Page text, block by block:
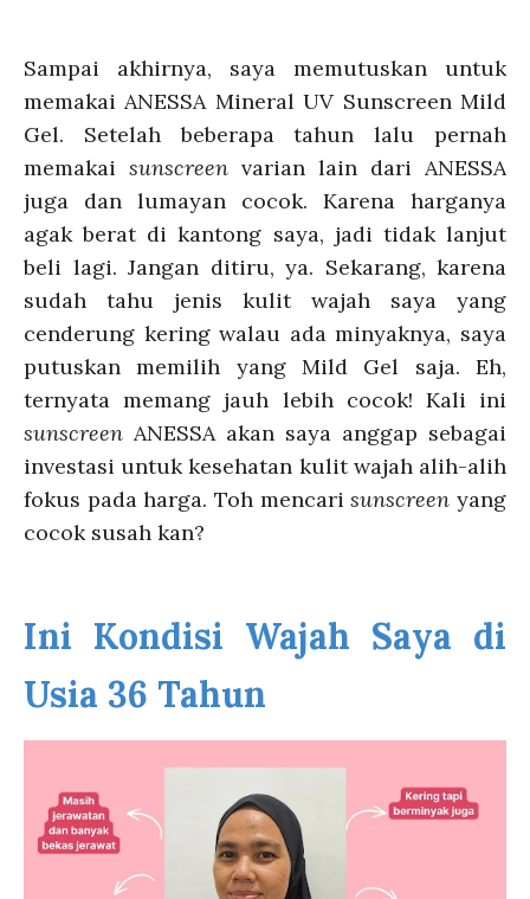
Sampai akhirnya, saya memutuskan untuk
memakai ANESSA Mineral UV Sunscreen Mild
Gel. Setelah beberapa tahun lalu pernah
memakai sunscreen varian lain dari ANESSA
juga dan lumayan cocok. Karena harganya
agak berat di kantong saya, jadi tidak lanjut
beli lagi. Jangan ditiru, ya. Sekarang, karena
sudah tahu jenis kulit wajah saya yang
cenderung kering walau ada minyaknya, saya
putuskan memilih yang Mild Gel saja. Eh,
ternyata memang jauh lebih cocok! Kali ini
sunscreen ANESSA akan saya anggap sebagai
investasi untuk kesehatan kulit wajah alih-alih
fokus pada harga. Toh mencarisunscreenyang
cocok susah kan?
Ini Kondisi Wajah Saya di
Usia 36 Tahun